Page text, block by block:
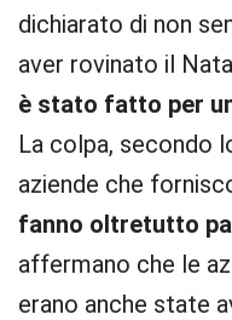
dichiarato di non
aver rovinato il
è stato fatto per
La colpa, secondo
aziende che
fanno oltretutto
affermano che le
erano anche state